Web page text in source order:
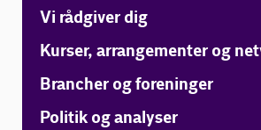
Vi rådgiver dig
Kurser, arrangementer og
Brancher og foreninger
Politik og analyser